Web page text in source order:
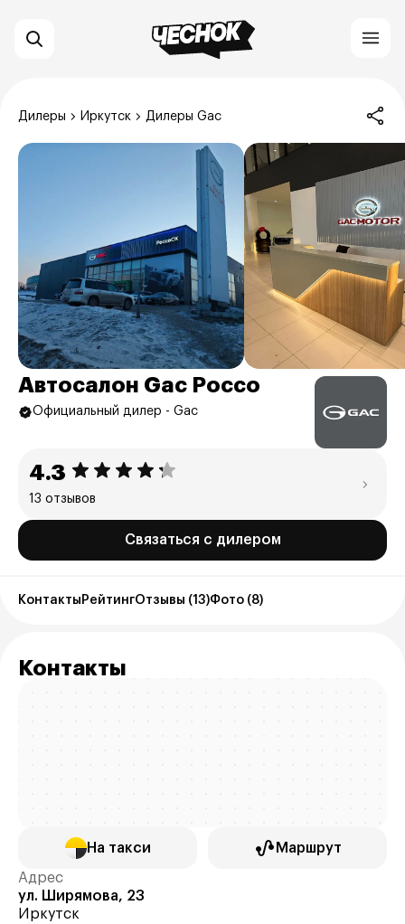
Дилеры Иркутск Дилеры Gac
Автосалон Gac Россо
Официальный дилер - Gac
4.3
13 отзывов
Связаться с дилером
Контакты РейтингОтзывы (13)Фото (8)
Контакты
На такси Маршрут
Адрес
ул. Ширямова, 23
Иркутск